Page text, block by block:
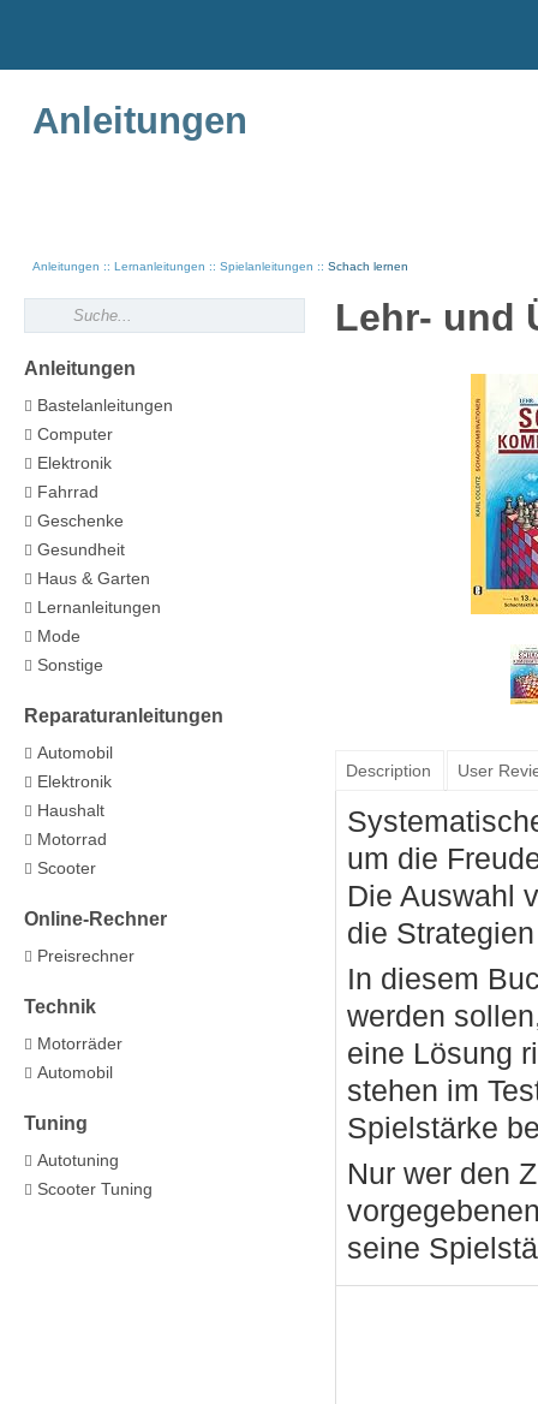
Anleitungen
Anleitungen Lernanleitungen Spielanleitungen Schach lernen
Lehr- und
Description User
um die
Die Auswahl
die
In diesem
werden
eine Lösung
stehen im
Spielstärke
Nur wer den
seine
Anleitungen
Bastelanleitungen
Computer
Elektronik
Fahrrad
Geschenke
Gesundheit
Haus & Garten
Lernanleitungen
Mode
Sonstige
Reparaturanleitungen
Automobil
Elektronik
Haushalt
Motorrad
Scooter
Online-Rechner
Preisrechner
Technik
Motorräder
Automobil
Tuning
Autotuning
Scooter Tuning